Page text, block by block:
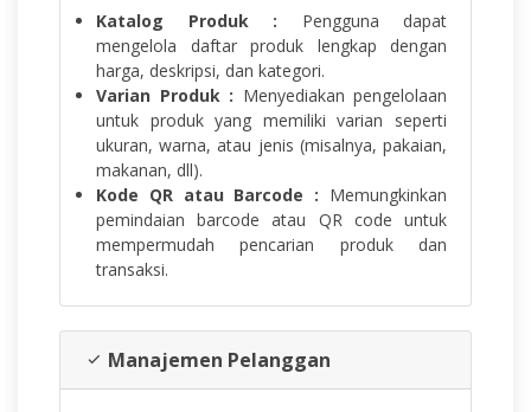
Katalog Produk : Pengguna dapat
mengelola daftar produk lengkap dengan
harga, deskripsi, dan kategori.
Varian Produk : Menyediakan pengelolaan
untuk produk yang memiliki varian seperti
ukuran, warna, atau jenis (misalnya, pakaian,
makanan, dll).
Kode QR atau Barcode : Memungkinkan
pemindaian barcode atau QR code untuk
mempermudah pencarian produk dan
transaksi.
Manajemen Pelanggan